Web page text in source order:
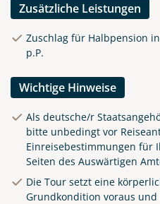
Zusätzliche Leistungen
Zuschlag für Halbpension
p.P.
Wichtige Hinweise
Als deutsche/r
bitte unbedingt vor
Einreisebestimmungen für
Seiten des Auswärtigen
Die Tour setzt eine
Grundkondition voraus